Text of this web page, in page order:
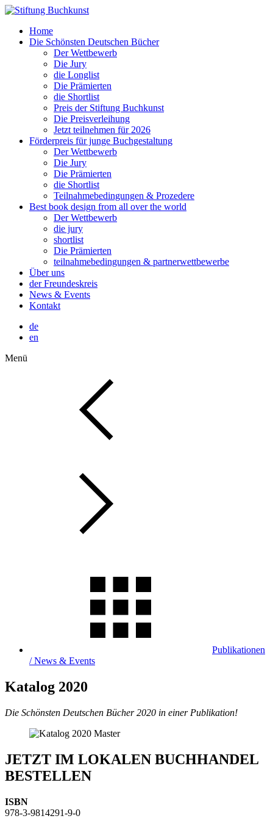
Home
Die Schönsten Deutschen Bücher
Der Wettbewerb
Die Jury
die Longlist
Die Prämierten
die Shortlist
Preis der Stiftung Buchkunst
Die Preisverleihung
Jetzt teilnehmen für 2026
Förderpreis für junge Buchgestaltung
Der Wettbewerb
Die Jury
Die Prämierten
die Shortlist
Teilnahmebedingungen & Prozedere
Best book design from all over the world
Der Wettbewerb
die jury
shortlist
Die Prämierten
teilnahmebedingungen & partnerwettbewerbe
Über uns
der Freundeskreis
News & Events
Kontakt
de
en
Menü
Publikationen
/ News & Events
Katalog 2020
Die Schönsten Deutschen Bücher 2020 in einer Publikation!
JETZT IM LOKALEN BUCHHANDEL
BESTELLEN
ISBN
978-3-9814291-9-0